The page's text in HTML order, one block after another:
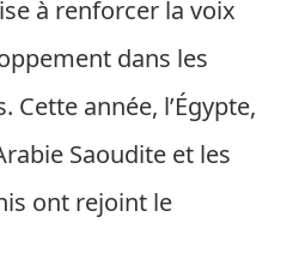
à renforcer la voix
dans les
Cette année, l’Égypte,
Saoudite et les
ont rejoint le